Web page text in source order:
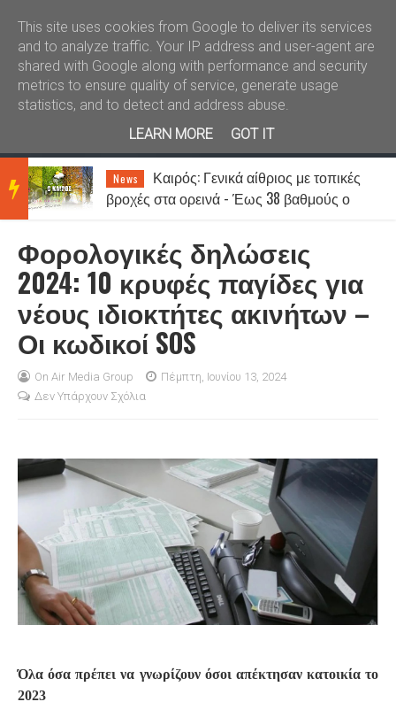
Καλώς ήλθατε Kral News
BRE
AKIN
NEW
News
Καιρός: Γενικά αίθριος με τοπικές
βροχές στα ορεινά - Έως 38 βαθμούς ο
Φορολογικές δηλώσεις
2024: 10 κρυφές παγίδες για
νέους ιδιοκτήτες ακινήτων –
Οι κωδικοί SOS
On Air Media Group
Πέμπτη, Ιουνίου 13, 2024
Δεν Υπάρχουν Σχόλια
Όλα όσα πρέπει να γνωρίζουν όσοι απέκτησαν κατοικία το
2023
This site uses cookies from Google to deliver its services
and to analyze traffic. Your IP address and user-agent are
shared with Google along with performance and security
metrics to ensure quality of service, generate usage
statistics, and to detect and address abuse.
LEARN MORE
GOT IT